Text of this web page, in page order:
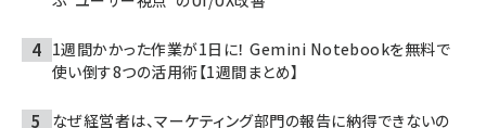
1週間かかった作業が1日に！ Gemini Notebookを無料で
使い倒す8つの活用術【1週間まとめ】
なぜ経営者は、マーケティング部門の報告に納得できないの